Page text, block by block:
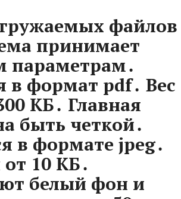
файлов
принимает
параметрам․
в формат pdf․ Вес
КБ․ Главная
быть четкой․
в формате jpeg․
10 КБ․
белый фон и